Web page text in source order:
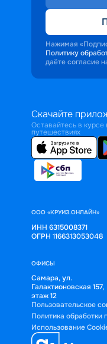
Нажимая
Политику
даёте согласие
Скачайте
Оставайтесь в
путешествиях
ООО «КРУИЗ.ОНЛАЙН»
ИНН 6315008371
ОГРН 1166313053048
ОФИСЫ
Самара, ул.
Галактионовская 157,
этаж 12
Пользовательское
Политика обработки
Использование